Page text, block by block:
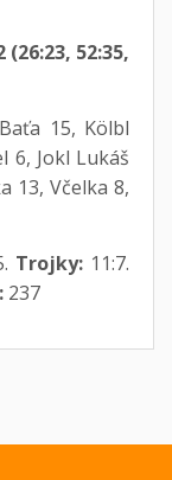
52:35,
15, Kölbl
6, Jokl Lukáš
13, Včelka 8,
Trojky: 11:7.
237